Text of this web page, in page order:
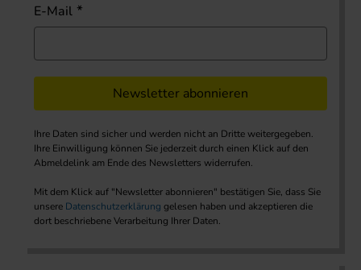
E-Mail
Newsletter abonnieren
Ihre Daten sind sicher und werden nicht an Dritte weitergegeben.
Ihre Einwilligung können Sie jederzeit durch einen Klick auf den
Abmeldelink am Ende des Newsletters widerrufen.
Mit dem Klick auf "Newsletter abonnieren" bestätigen Sie, dass Sie
unsere Datenschutzerklärung gelesen haben und akzeptieren die
dort beschriebene Verarbeitung Ihrer Daten.